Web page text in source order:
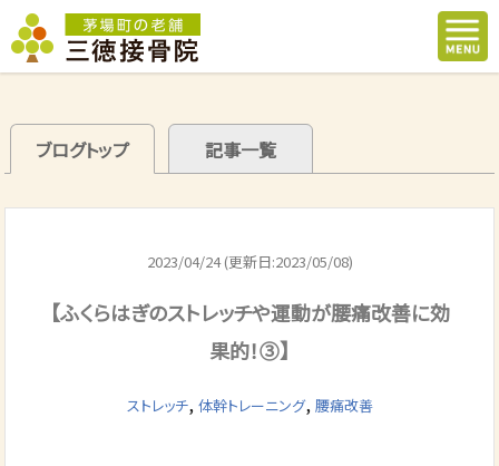
ブログトップ 記事一覧
2023/04/24 (更新日:2023/05/08)
【ふくらはぎのストレッチや運動が腰痛改善に効
果的！③】
ストレッチ, 体幹トレーニング, 腰痛改善